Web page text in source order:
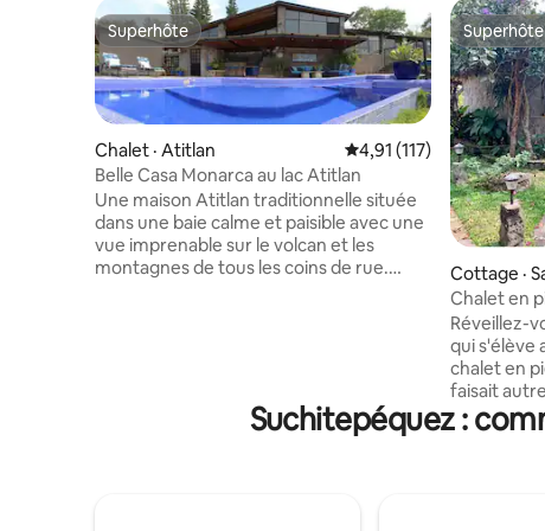
Superhôte
Superhôte
Chalet · Atitlan Note moyenne de 4,91
4,91 (117)
Belle Casa Monarca au lac Atitlan
Une maison Atitlan traditionnelle située
dans une baie calme et paisible avec une
vue imprenable sur le volcan et les
montagnes de tous les coins de rue.
entièrement équipée, une piscine et un
jacuzzi, un quai privé avec des kayaks,
Superhôte
Superhôte
Cottage ·
Chalet en
et kayaks
Réveillez-
qui s'élève
chalet en
faisait
Posada de
complexe
Suchitepéquez :